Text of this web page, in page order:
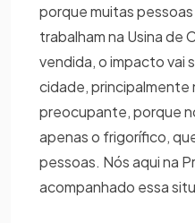
porque muitas
trabalham na Usina de
vendida, o impacto vai
cidade, principalmente
preocupante, porque
apenas o frigorífico,
pessoas. Nós aqui na
acompanhado essa